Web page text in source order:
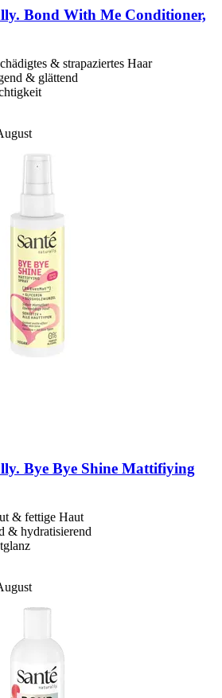
Bond With Me Conditioner,
& strapaziertes Haar
& glättend
Bye Bye Shine Mattifiying
& fettige Haut
& hydratisierend